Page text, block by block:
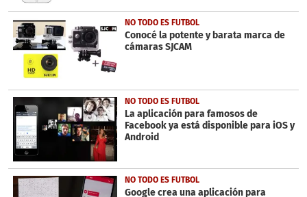
NO TODO ES FUTBOL
Conocé la potente y barata marca de
cámaras SJCAM
NO TODO ES FUTBOL
La aplicación para famosos de
Facebook ya está disponible para iOS y
Android
NO TODO ES FUTBOL
Google crea una aplicación para